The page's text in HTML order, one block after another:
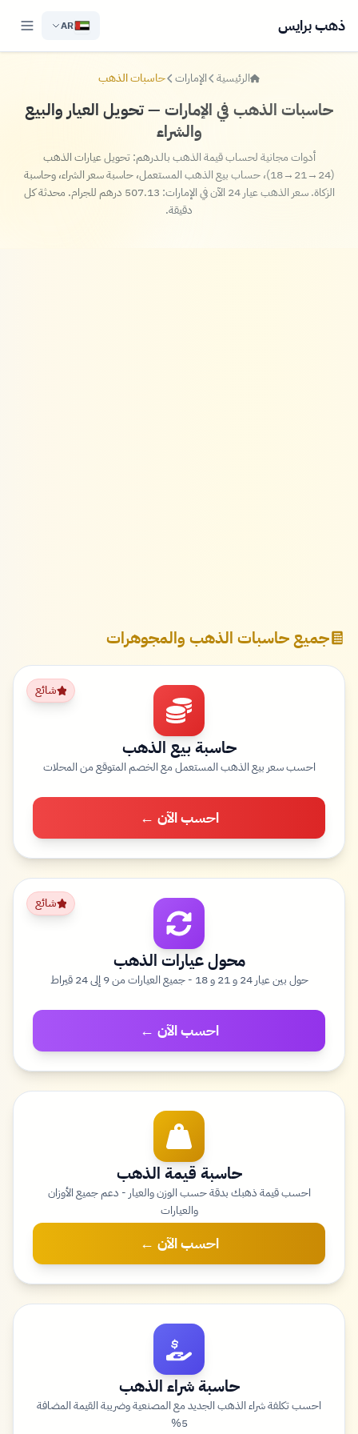
ذهب برايس AR
الرئيسية الإمارات حاسبات الذهب
حاسبات الذهب في الإمارات — تحويل العيار والبيع
والشراء
أدوات مجانية لحساب قيمة الذهب بالـدرهم: تحويل عيارات الذهب
(24→21→18)، حساب بيع الذهب المستعمل، حاسبة سعر الشراء، وحاسبة
الزكاة. سعر الذهب عيار 24 الآن في الإمارات: 507.13 درهم للجرام. محدثة كل
دقيقة.
جميع حاسبات الذهب والمجوهرات
شائع
حاسبة بيع الذهب
احسب سعر بيع الذهب المستعمل مع الخصم المتوقع من المحلات
احسب الآن ←
شائع
محول عيارات الذهب
حول بين عيار 24 و 21 و 18 - جميع العيارات من 9 إلى 24 قيراط
احسب الآن ←
حاسبة قيمة الذهب
احسب قيمة ذهبك بدقة حسب الوزن والعيار - دعم جميع الأوزان
والعيارات
احسب الآن ←
حاسبة شراء الذهب
احسب تكلفة شراء الذهب الجديد مع المصنعية وضريبة القيمة المضافة
5%